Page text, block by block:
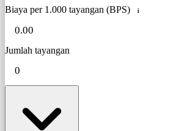
Biaya per 1.000 tayangan (BPS) i
Jumlah tayangan